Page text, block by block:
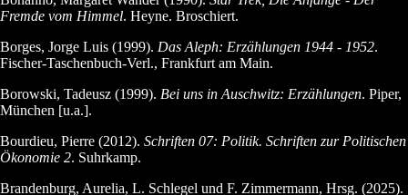
Fremde vom Himmel. Heyne. Broschiert.
Borges, Jorge Luis (1999). Das Aleph: Erzählungen 1944 - 1952.
Fischer-Taschenbuch-Verl., Frankfurt am Main.
Borowski, Tadeusz (1999). Bei uns in Auschwitz: Erzählungen. Piper,
München [u.a.].
Bourdieu, Pierre (2012). Schriften 07: Politik. Schriften zur Politischen
Ökonomie 2. Suhrkamp.
Brandenburg, Aurelia, L. Schlegel und F. Zimmermann, Hrsg. (2025).